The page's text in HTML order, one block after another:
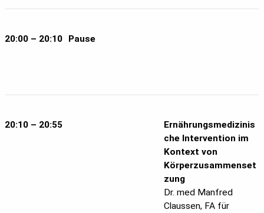
20:00 – 20:10 Pause
20:10 – 20:55
Ernährungsmedizinis
che Intervention im
Kontext von
Körperzusammenset
zung
Dr. med Manfred
Claussen, FA für